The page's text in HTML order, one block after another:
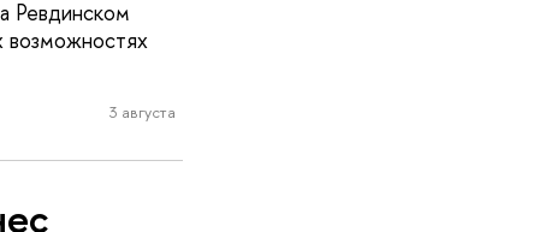
Ревдинском
возможностях
3 августа